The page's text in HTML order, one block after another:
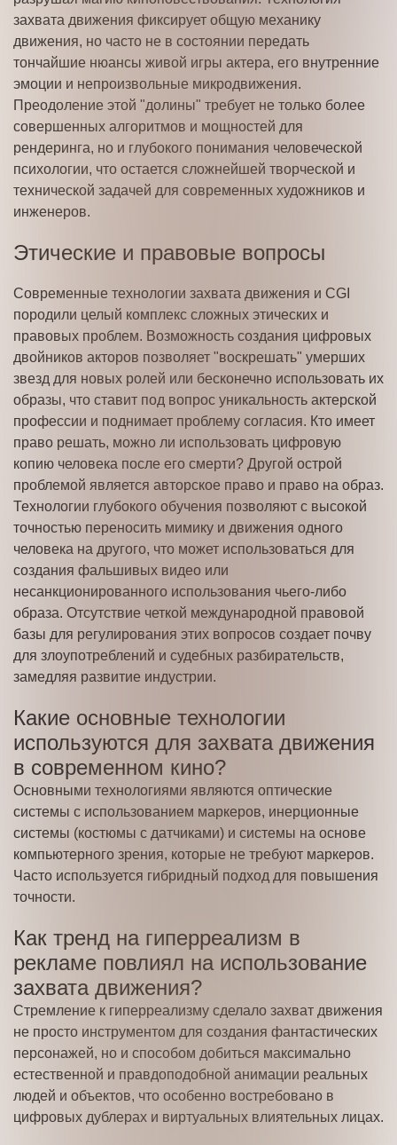
захвата движения фиксирует общую механику
движения, но часто не в состоянии передать
тончайшие нюансы живой игры актера, его внутренние
эмоции и непроизвольные микродвижения.
Преодоление этой "долины" требует не только более
совершенных алгоритмов и мощностей для
рендеринга, но и глубокого понимания человеческой
психологии, что остается сложнейшей творческой и
технической задачей для современных художников и
инженеров.
Этические и правовые вопросы
Современные технологии захвата движения и CGI
породили целый комплекс сложных этических и
правовых проблем. Возможность создания цифровых
двойников акторов позволяет "воскрешать" умерших
звезд для новых ролей или бесконечно использовать их
образы, что ставит под вопрос уникальность актерской
профессии и поднимает проблему согласия. Кто имеет
право решать, можно ли использовать цифровую
копию человека после его смерти? Другой острой
проблемой является авторское право и право на образ.
Технологии глубокого обучения позволяют с высокой
точностью переносить мимику и движения одного
человека на другого, что может использоваться для
создания фальшивых видео или
несанкционированного использования чьего-либо
образа. Отсутствие четкой международной правовой
базы для регулирования этих вопросов создает почву
для злоупотреблений и судебных разбирательств,
замедляя развитие индустрии.
Какие основные технологии
используются для захвата движения
в современном кино?
Основными технологиями являются оптические
системы с использованием маркеров, инерционные
системы (костюмы с датчиками) и системы на основе
компьютерного зрения, которые не требуют маркеров.
Часто используется гибридный подход для повышения
точности.
Как тренд на гиперреализм в
рекламе повлиял на использование
захвата движения?
Стремление к гиперреализму сделало захват движения
не просто инструментом для создания фантастических
персонажей, но и способом добиться максимально
естественной и правдоподобной анимации реальных
людей и объектов, что особенно востребовано в
цифровых дублерах и виртуальных влиятельных лицах.